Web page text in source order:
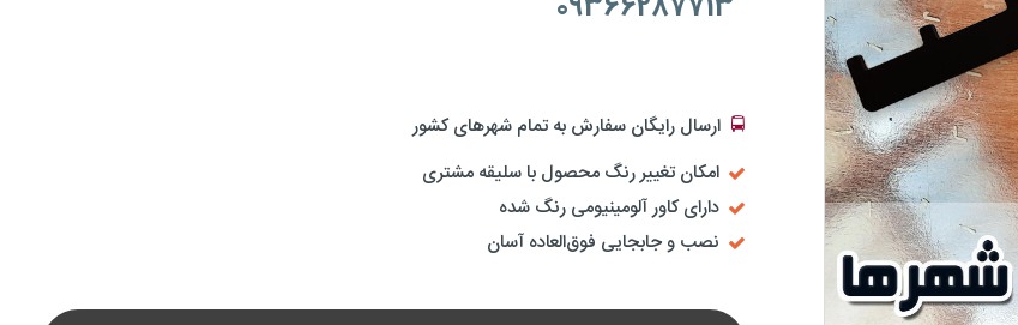
🚍 ارسال رایگان سفارش به تمام شهرهای کشور
امکان تغییر رنگ محصول با سلیقه مشتری
دارای کاور آلومینیومی رنگ شده
نصب و جابجایی فوق‌العاده آسان